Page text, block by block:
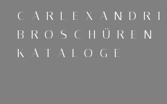
BROSCHÜREN
KATALOGE